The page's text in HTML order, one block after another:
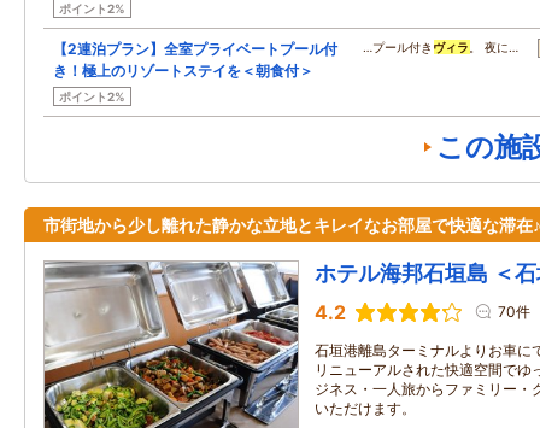
ポイント2%
【2連泊プラン】全室プライベートプール付
き！極上のリゾートステイを＜朝食付＞
ポイント2%
…プール付き ヴィラ 。 夜に…
この施
市街地から少し離れた静かな立地とキレイなお部屋で快適な滞在♪
ホテル海邦石垣島 ＜
4.2 70件
石垣港離島ターミナルよりお車に
リニューアルされた快適空間でゆ
ジネス・一人旅からファミリー・
いただけます。